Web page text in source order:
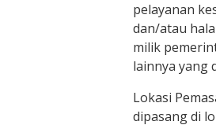
pelayanan
dan/atau
milik
lainnya yang
Lokasi
dipasang di